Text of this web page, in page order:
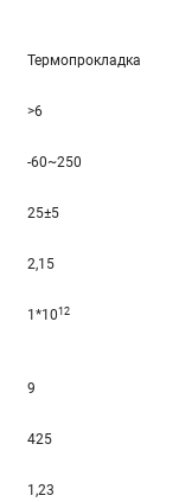
Термопрокладка
>6
-60~250
25±5
2,15
1*1012
9
425
1,23